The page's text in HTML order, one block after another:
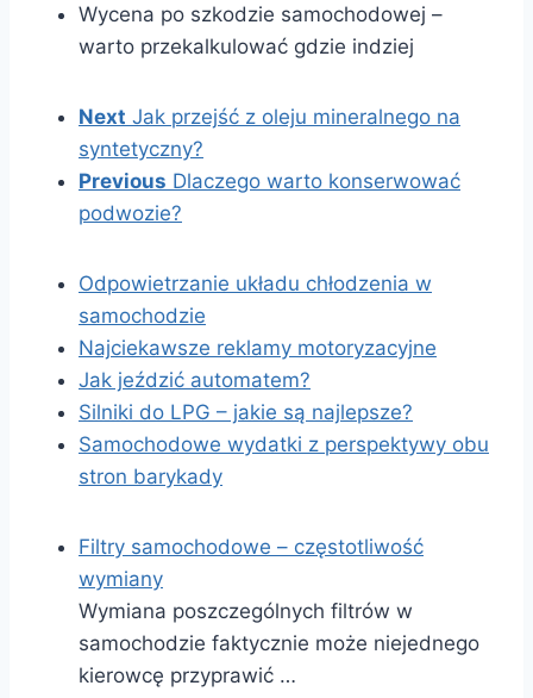
Wycena po szkodzie samochodowej –
warto przekalkulować gdzie indziej
Next Jak przejść z oleju mineralnego na
syntetyczny?
Previous Dlaczego warto konserwować
podwozie?
Odpowietrzanie układu chłodzenia w
samochodzie
Najciekawsze reklamy motoryzacyjne
Jak jeździć automatem?
Silniki do LPG – jakie są najlepsze?
Samochodowe wydatki z perspektywy obu
stron barykady
Filtry samochodowe – częstotliwość
wymiany
Wymiana poszczególnych filtrów w
samochodzie faktycznie może niejednego
kierowcę przyprawić …